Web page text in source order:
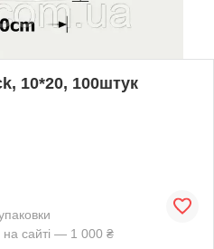
10*20, 100штук
на сайті — 1 000 ₴